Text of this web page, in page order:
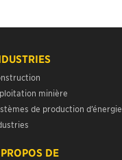
minière
de production d’énergie
DE